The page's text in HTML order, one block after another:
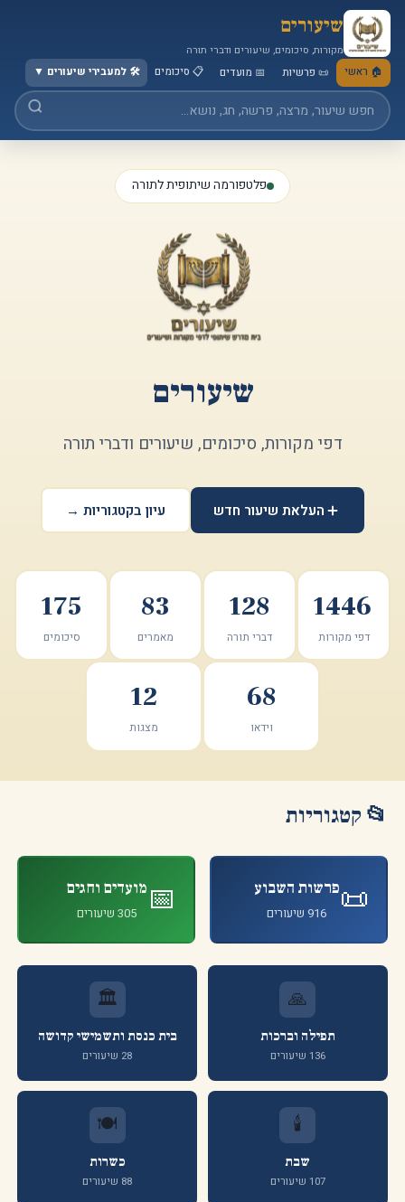
שיעורים
מקורות, סיכומים, שיעורים ודברי תורה
🏠 ראשי
📜 פרשיות 📅 מועדים 📋 סיכומים 🛠️ למעבירי שיעורים ▼
פלטפורמה שיתופית לתורה
שיעורים
דפי מקורות, סיכומים, שיעורים ודברי תורה
העלאת שיעור חדש עיון בקטגוריות →
1446
דפי מקורות
128
דברי תורה
83
מאמרים
175
סיכומים
68
וידאו
12
מצגות
📂 קטגוריות
📜פרשות השבוע
916 שיעורים 📅 מועדים וחגים
305שיעורים
🙏
תפילה וברכות
136 שיעורים
🏛️
בית כנסת ותשמישי קדושה
28 שיעורים
🕯️
שבת
107 שיעורים
🍽️
כשרות
88 שיעורים